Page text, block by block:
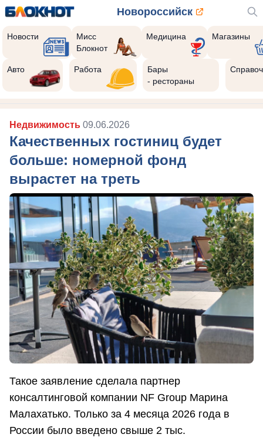
Новороссийск
Новости
Мисс
Блокнот
Медицина Магазины
Авто Работа
Бары
- рестораны
Недвижимость 09.06.2026
Качественных гостиниц будет
больше: номерной фонд
вырастет на треть
Такое заявление сделала партнер
консалтинговой компании NF Group Марина
Малахатько. Только за 4 месяца 2026 года в
России было введено свыше 2 тыс.